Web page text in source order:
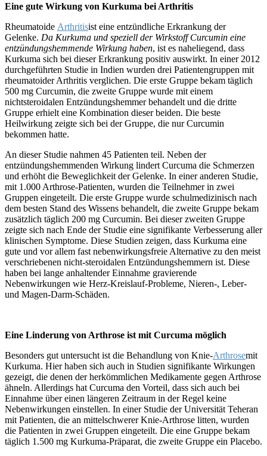
Eine gute Wirkung von Kurkuma bei Arthritis
Rheumatoide Arthritisist eine entzündliche Erkrankung der
Gelenke. Da Kurkuma und speziell der Wirkstoff Curcumin eine
entzündungshemmende Wirkung haben, ist es naheliegend, dass
Kurkuma sich bei dieser Erkrankung positiv auswirkt. In einer 2012
durchgeführten Studie in Indien wurden drei Patientengruppen mit
rheumatoider Arthritis verglichen. Die erste Gruppe bekam täglich
500 mg Curcumin, die zweite Gruppe wurde mit einem
nichtsteroidalen Entzündungshemmer behandelt und die dritte
Gruppe erhielt eine Kombination dieser beiden. Die beste
Heilwirkung zeigte sich bei der Gruppe, die nur Curcumin
bekommen hatte.
An dieser Studie nahmen 45 Patienten teil. Neben der
entzündungshemmenden Wirkung lindert Curcuma die Schmerzen
und erhöht die Beweglichkeit der Gelenke. In einer anderen Studie,
mit 1.000 Arthrose-Patienten, wurden die Teilnehmer in zwei
Gruppen eingeteilt. Die erste Gruppe wurde schulmedizinisch nach
dem besten Stand des Wissens behandelt, die zweite Gruppe bekam
zusätzlich täglich 200 mg Curcumin. Bei dieser zweiten Gruppe
zeigte sich nach Ende der Studie eine signifikante Verbesserung aller
klinischen Symptome. Diese Studien zeigen, dass Kurkuma eine
gute und vor allem fast nebenwirkungsfreie Alternative zu den meist
verschriebenen nicht-steroidalen Entzündungshemmern ist. Diese
haben bei lange anhaltender Einnahme gravierende
Nebenwirkungen wie Herz-Kreislauf-Probleme, Nieren-, Leber-
und Magen-Darm-Schäden.
Eine Linderung von Arthrose ist mit Curcuma möglich
Besonders gut untersucht ist die Behandlung von Knie-Arthrosemit
Kurkuma. Hier haben sich auch in Studien signifikante Wirkungen
gezeigt, die denen der herkömmlichen Medikamente gegen Arthrose
ähneln. Allerdings hat Curcuma den Vorteil, dass sich auch bei
Einnahme über einen längeren Zeitraum in der Regel keine
Nebenwirkungen einstellen. In einer Studie der Universität Teheran
mit Patienten, die an mittelschwerer Knie-Arthrose litten, wurden
die Patienten in zwei Gruppen eingeteilt. Die eine Gruppe bekam
täglich 1.500 mg Kurkuma-Präparat, die zweite Gruppe ein Placebo.